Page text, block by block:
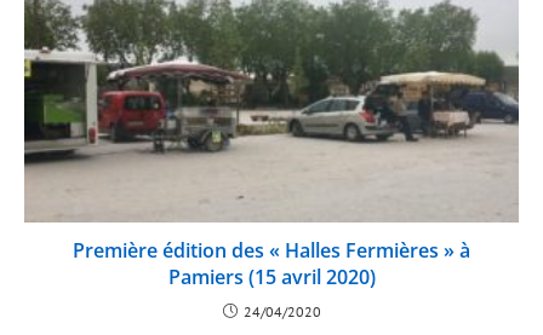
Première édition des « Halles Fermières » à
Pamiers (15 avril 2020)
24/04/2020